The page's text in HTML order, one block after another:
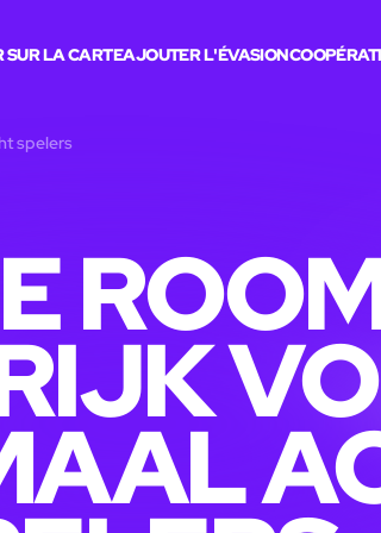
SUR LA CARTEAJOUTER L'ÉVASION
spelers